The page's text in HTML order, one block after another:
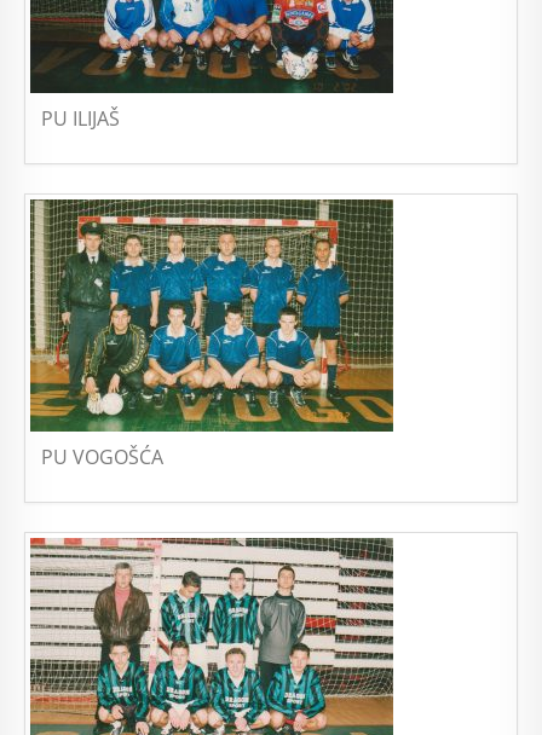
PU ILIJAŠ
PU VOGOŠĆA